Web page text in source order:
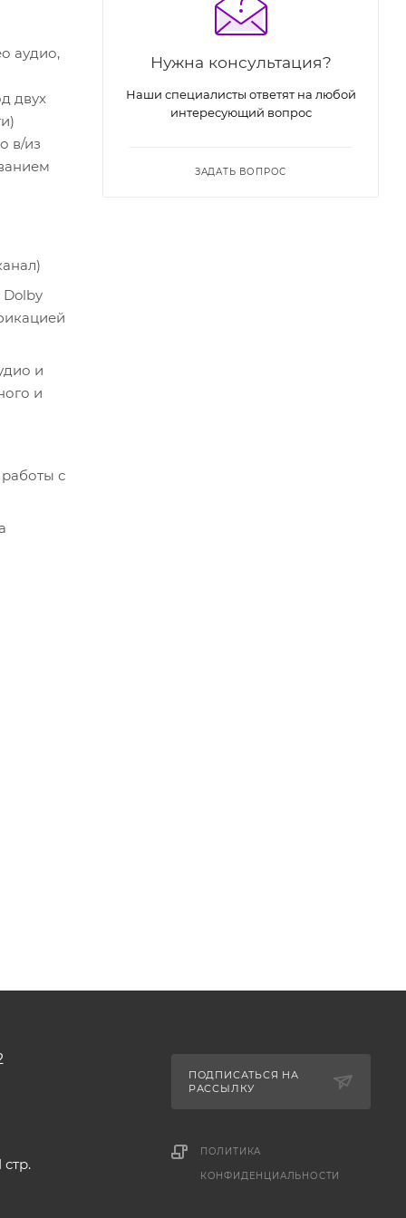
аудио,
двух
в/из
Dolby
и
и
с
Нужна консультация?
Наши специалисты ответят на любой
интересующий вопрос
ЗАДАТЬ ВОПРОС
стр.
ПОДПИСАТЬСЯ НА
РАССЫЛКУ
ПОЛИТИКА
КОНФИДЕНЦИАЛЬНОСТИ